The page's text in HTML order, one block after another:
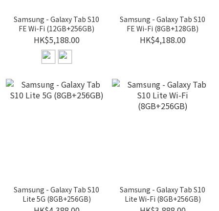
Samsung - Galaxy Tab S10
FE Wi-Fi (12GB+256GB)
HK$5,188.00
Samsung - Galaxy Tab S10
FE Wi-Fi (8GB+128GB)
HK$4,188.00
Samsung - Galaxy Tab S10
Lite 5G (8GB+256GB)
Samsung - Galaxy Tab S10
Lite Wi-Fi (8GB+256GB)